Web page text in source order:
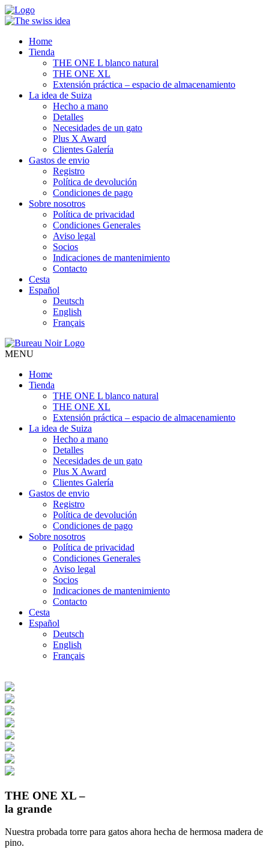
Home
Tienda
THE ONE L blanco natural
THE ONE XL
Extensión práctica – espacio de almacenamiento
La idea de Suiza
Hecho a mano
Detalles
Necesidades de un gato
Plus X Award
Clientes Galería
Gastos de envio
Registro
Política de devolución
Condiciones de pago
Sobre nosotros
Política de privacidad
Condiciones Generales
Aviso legal
Socios
Indicaciones de mantenimiento
Contacto
Cesta
Español
Deutsch
English
Français
MENU
Home
Tienda
THE ONE L blanco natural
THE ONE XL
Extensión práctica – espacio de almacenamiento
La idea de Suiza
Hecho a mano
Detalles
Necesidades de un gato
Plus X Award
Clientes Galería
Gastos de envio
Registro
Política de devolución
Condiciones de pago
Sobre nosotros
Política de privacidad
Condiciones Generales
Aviso legal
Socios
Indicaciones de mantenimiento
Contacto
Cesta
Español
Deutsch
English
Français
THE ONE XL –
la grande
Nuestra probada torre para gatos ahora hecha de hermosa madera de
pino.